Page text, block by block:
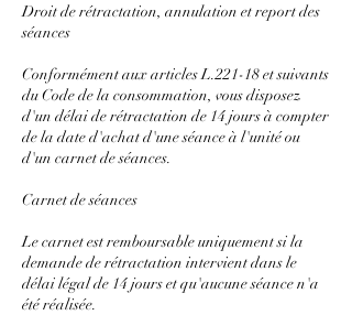
Droit de rétractation, annulation et report des
séances
Conformément aux articles L.221-18 et suivants
du Code de la consommation, vous disposez
d'un délai de rétractation de 14 jours à compter
de la date d'achat d'une séance à l'unité ou
d'un carnet de séances.
Carnet de séances
Le carnet est remboursable uniquement si la
demande de rétractation intervient dans le
délai légal de 14 jours et qu'aucune séance n'a
été réalisée.